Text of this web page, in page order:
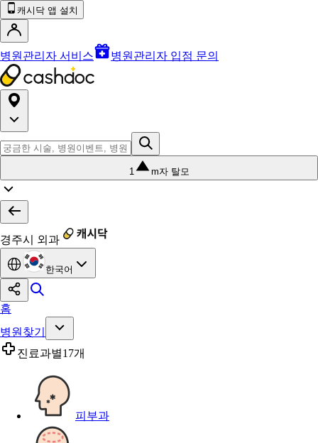
캐시닥 앱 설치
병원관리자 서비스 병원관리자 입점 문의
1 m자 탈모
경주시 외과
한국어
홈
병원찾기
진료과별17개
피부과